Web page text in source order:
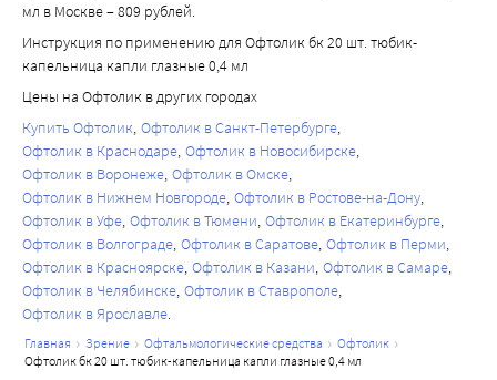
мл в Москве – 809 рублей.
Инструкция по применению для Офтолик бк 20 шт. тюбик-
капельница капли глазные 0,4 мл
Цены на Офтолик в других городах
Купить Офтолик Офтолик в Санкт-Петербурге
Офтолик в Краснодаре Офтолик в Новосибирске
Офтолик в Воронеже Офтолик в Омске
Офтолик в Нижнем Новгороде Офтолик в Ростове-на-Дону
Офтолик в Уфе Офтолик в Тюмени Офтолик в Екатеринбурге
Офтолик в Волгограде Офтолик в Саратове Офтолик в Перми
Офтолик в Красноярске Офтолик в Казани Офтолик в Самаре
Офтолик в Челябинске Офтолик в Ставрополе
Офтолик в Ярославле
главная зрение офтальмологические средства
офтолик
офтолик бк 20 шт. тюбик-капельница капли глазные 0,4 мл